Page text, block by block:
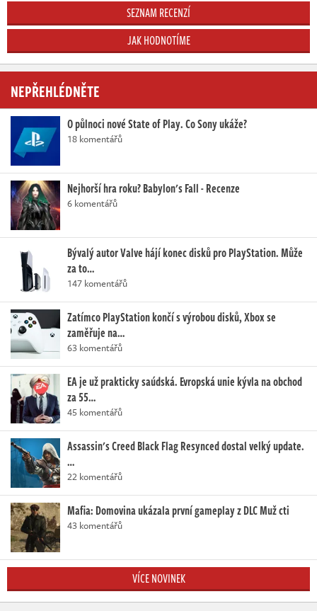
SEZNAM RECENZÍ
JAK HODNOTÍME
NEPŘEHLÉDNĚTE
O půlnoci nové State of Play. Co Sony ukáže?
18 komentářů
Nejhorší hra roku? Babylon's Fall - Recenze
6 komentářů
Bývalý autor Valve hájí konec disků pro PlayStation. Může
za to…
147 komentářů
Zatímco PlayStation končí s výrobou disků, Xbox se
zaměřuje na…
63 komentářů
EA je už prakticky saúdská. Evropská unie kývla na obchod
za 55…
45 komentářů
Assassin's Creed Black Flag Resynced dostal velký update.
…
22 komentářů
Mafia: Domovina ukázala první gameplay z DLC Muž cti
43 komentářů
VÍCE NOVINEK